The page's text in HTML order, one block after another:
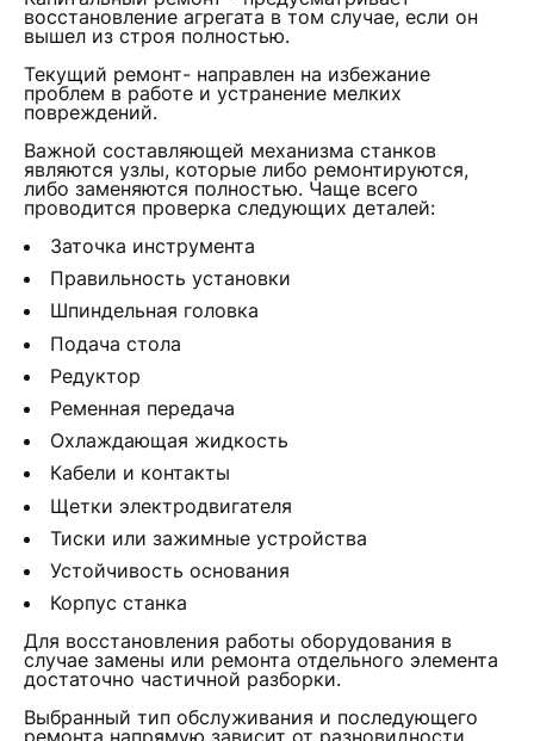
восстановление агрегата в том случае, если он
вышел из строя полностью.
Текущий ремонт- направлен на избежание
проблем в работе и устранение мелких
повреждений.
Важной составляющей механизма станков
являются узлы, которые либо ремонтируются,
либо заменяются полностью. Чаще всего
проводится проверка следующих деталей:
Заточка инструмента
Правильность установки
Шпиндельная головка
Подача стола
Редуктор
Ременная передача
Охлаждающая жидкость
Кабели и контакты
Щетки электродвигателя
Тиски или зажимные устройства
Устойчивость основания
Корпус станка
Для восстановления работы оборудования в
случае замены или ремонта отдельного элемента
достаточно частичной разборки.
Выбранный тип обслуживания и последующего